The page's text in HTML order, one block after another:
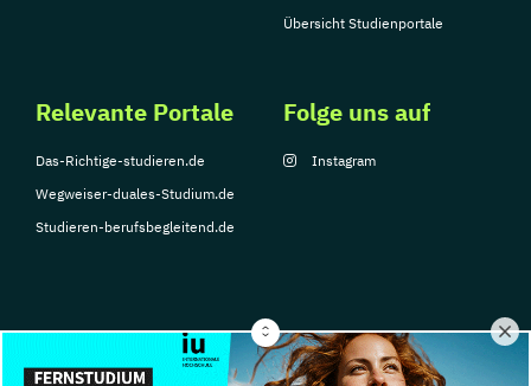
Übersicht Studienportale
Relevante Portale
Das-Richtige-studieren.de
Wegweiser-duales-Studium.de
Studieren-berufsbegleitend.de
Folge uns auf
Instagram
© Copyright 2026, TarGroup Media GmbH